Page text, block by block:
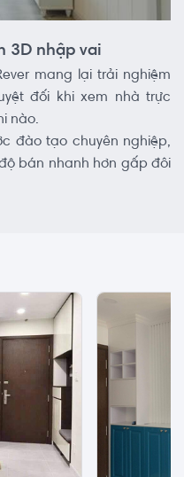
3D nhập vai
mang lại trải nghiệm
đối khi xem nhà trực
nào.
đào tạo chuyên nghiệp,
bán nhanh hơn gấp đôi